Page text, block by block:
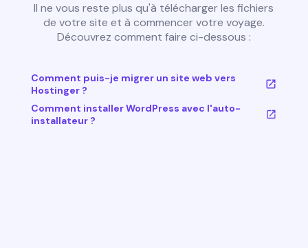
Il ne vous reste plus qu'à télécharger les fichiers
de votre site et à commencer votre voyage.
Découvrez comment faire ci-dessous :
Comment puis-je migrer un site web vers
Hostinger ?
Comment installer WordPress avec l'auto-
installateur ?